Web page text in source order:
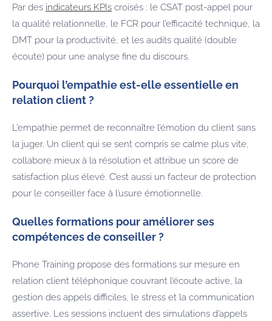
Par des indicateurs KPIs croisés : le CSAT post-appel pour
la qualité relationnelle, le FCR pour l’efficacité technique, la
DMT pour la productivité, et les audits qualité (double
écoute) pour une analyse fine du discours.
Pourquoi l’empathie est-elle essentielle en
relation client ?
L’empathie permet de reconnaître l’émotion du client sans
la juger. Un client qui se sent compris se calme plus vite,
collabore mieux à la résolution et attribue un score de
satisfaction plus élevé. C’est aussi un facteur de protection
pour le conseiller face à l’usure émotionnelle.
Quelles formations pour améliorer ses
compétences de conseiller ?
Phone Training propose des formations sur mesure en
relation client téléphonique couvrant l’écoute active, la
gestion des appels difficiles, le stress et la communication
assertive. Les sessions incluent des simulations d’appels